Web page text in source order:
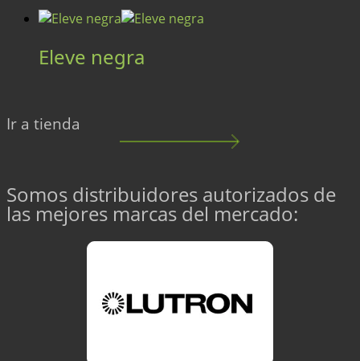
Eleve negra
Ir a tienda
Somos distribuidores autorizados de
las mejores marcas del mercado: